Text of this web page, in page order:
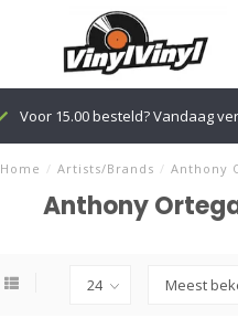
Voor 15.00 besteld? Vandaag
Home / Artists/Brands / Anthony
Anthony